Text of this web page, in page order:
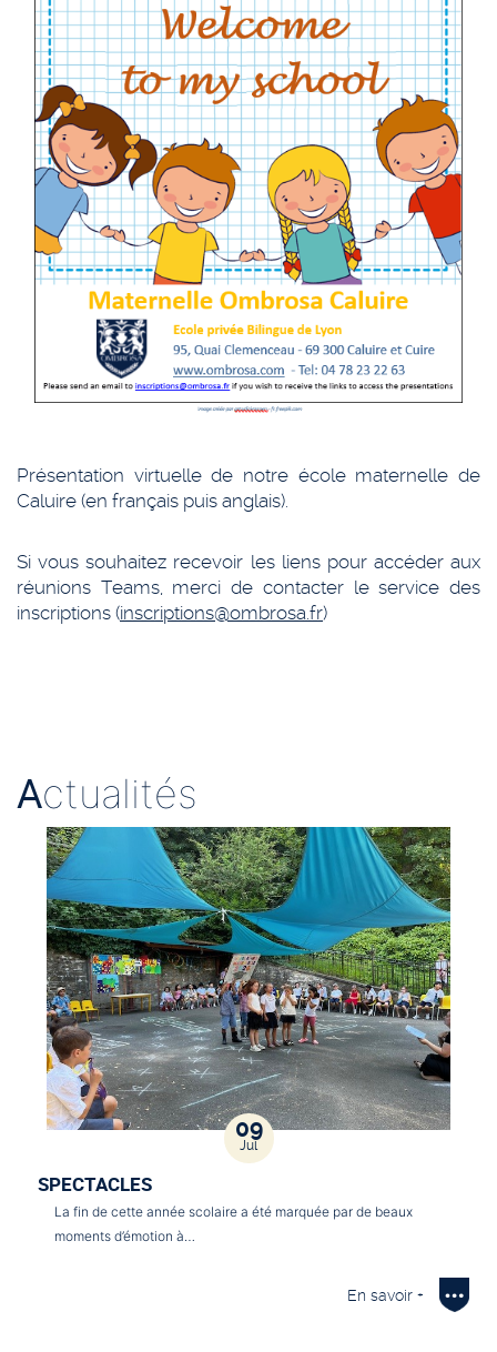
Présentation virtuelle de notre école maternelle de
Caluire (en français puis anglais).
Si vous souhaitez recevoir les liens pour accéder aux
réunions Teams, merci de contacter le service des
inscriptions (inscriptions@ombrosa.fr)
Actualités
09
Jul
SPECTACLES
La fin de cette année scolaire a été marquée par de beaux
moments d’émotion à…
En savoir +